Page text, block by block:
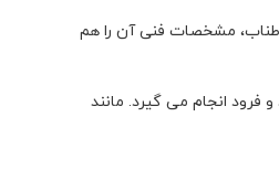
مشخصات فنی آن را هم
انجام می گیرد. مانند